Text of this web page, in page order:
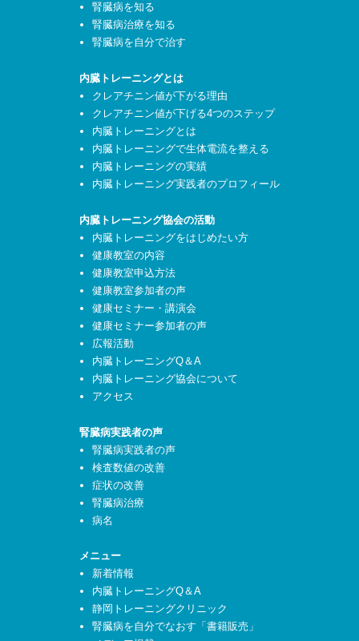
腎臓病を知る
腎臓病治療を知る
腎臓病を自分で治す
内臓トレーニングとは
クレアチニン値が下がる理由
クレアチニン値が下げる4つのステップ
内臓トレーニングとは
内臓トレーニングで生体電流を整える
内臓トレーニングの実績
内臓トレーニング実践者のプロフィール
内臓トレーニング協会の活動
内臓トレーニングをはじめたい方
健康教室の内容
健康教室申込方法
健康教室参加者の声
健康セミナー・講演会
健康セミナー参加者の声
広報活動
内臓トレーニングQ＆A
内臓トレーニング協会について
アクセス
腎臓病実践者の声
腎臓病実践者の声
検査数値の改善
症状の改善
腎臓病治療
病名
メニュー
新着情報
内臓トレーニングQ＆A
静岡トレーニングクリニック
腎臓病を自分でなおす「書籍販売」